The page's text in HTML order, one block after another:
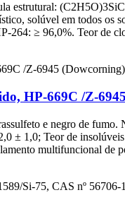
estrutural:
solúvel em todos os
264: ≥ 96,0%. Teor de
HP-669C /Z-
e negro de
± 1,0; Teor de
multifuncional de